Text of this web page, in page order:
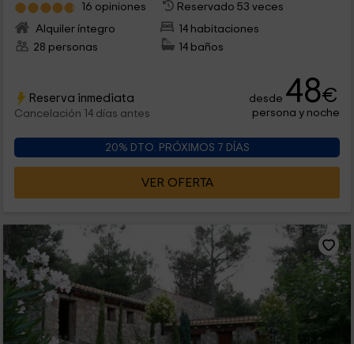
16 opiniones
Reservado 53 veces
Alquiler íntegro
14 habitaciones
28 personas
14 baños
Reserva inmediata
Cancelación 14 días antes
desde 48€
persona y noche
20% DTO. PRÓXIMOS 7 DÍAS
VER OFERTA